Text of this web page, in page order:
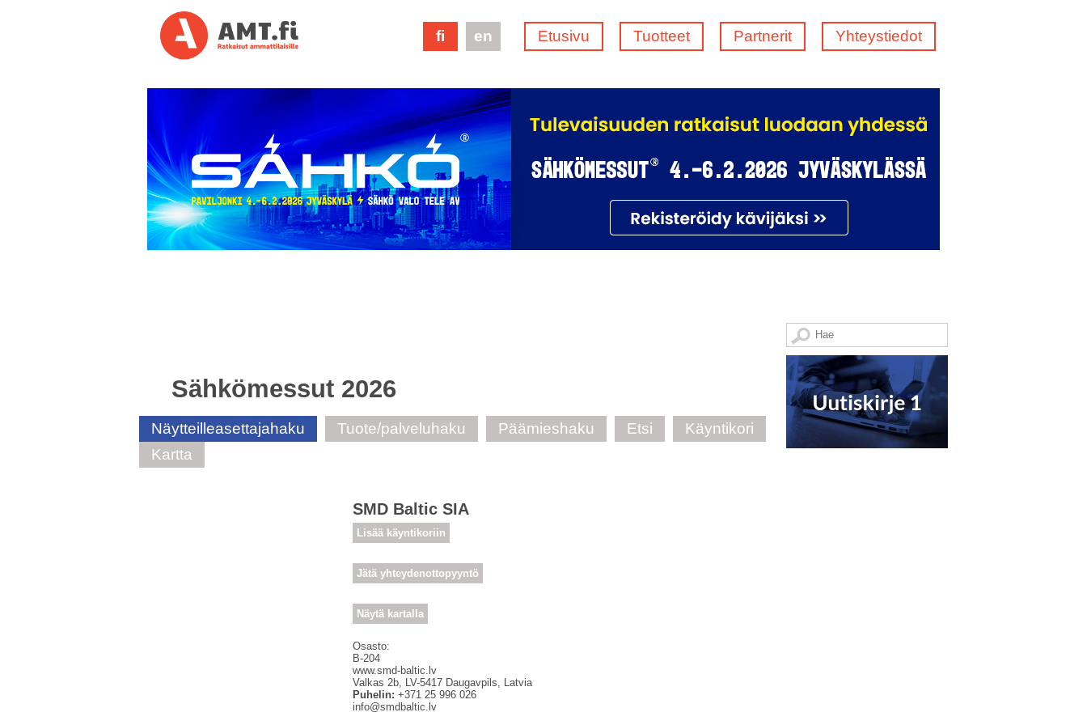
Etusivu Tuotteet Partnerit Yhteystiedot
fi en
Sähkömessut 2026
Näytteilleasettajahaku Tuote/palveluhaku Päämieshaku Etsi
Käyntikori
Kartta
SMD Baltic SIA
Lisää käyntikoriin
Jätä yhteydenottopyyntö
Näytä kartalla
Osasto:
B-204
www.smd-baltic.lv
Valkas 2b LV-5417 Daugavpils, Latvia
Puhelin: +371 25 996 026
info@smdbaltic.lv